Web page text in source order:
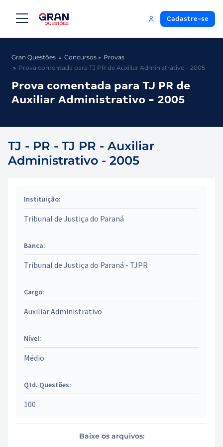
Cadastre-se
Gran Questões Concursos
Provas
Prova comentada para TJ PR de Auxiliar Administrativo - 2005
Prova comentada para TJ PR de
Auxiliar Administrativo - 2005
TJ - PR - TJ PR - Auxiliar
Administrativo - 2005
Instituição:
Tribunal de Justiça do Paraná
Banca:
Tribunal de Justiça do Paraná - TJPR
Cargo:
Auxiliar Administrativo
Nível:
Médio
Qtd. Questões:
100
Baixe os arquivos: